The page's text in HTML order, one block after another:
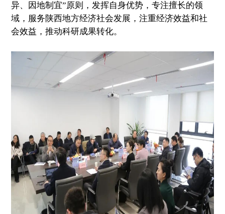
异、因地制宜”原则，发挥自身优势，专注擅长的领
域，服务陕西地方经济社会发展，注重经济效益和社
会效益，推动科研成果转化。